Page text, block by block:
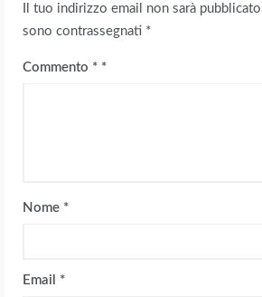
Il tuo indirizzo email non sarà
sono contrassegnati *
Commento *
Nome *
Email *